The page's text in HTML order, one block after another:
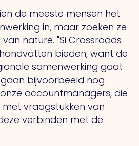
de meeste mensen het
in, maar zoeken ze
nature. "Si Crossroads
bieden, want de
samenwerking gaat
gaan bijvoorbeeld nog
accountmanagers, die
vraagstukken van
verbinden met de